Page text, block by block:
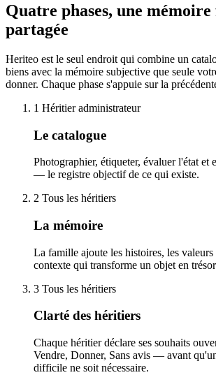
Quatre phases, une
partagée
Heriteo est le seul endroit qui combine un
biens avec la mémoire subjective que seule
donner. Chaque phase s'appuie sur la
1 Héritier administrateur
Le catalogue
Photographier, étiqueter, évaluer l'état et
— le registre objectif de ce qui existe.
2 Tous les héritiers
La mémoire
La famille ajoute les histoires, les
contexte qui transforme un objet en
3 Tous les héritiers
Clarté des héritiers
Chaque héritier déclare ses souhaits
Vendre, Donner, Sans avis — avant
difficile ne soit nécessaire.